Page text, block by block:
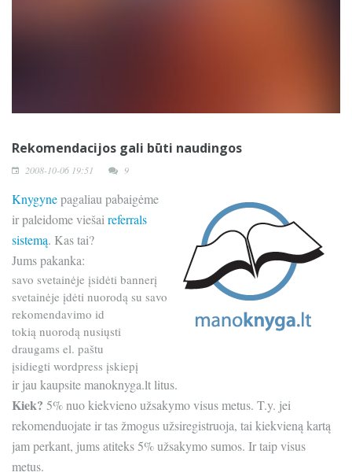
Rekomendacijos gali būti naudingos
2008-10-06 19:51 9
Knygynepagaliau pabaigėme
ir paleidome viešai referrals
sistemą. Kas tai?
Jums pakanka:
savo svetainėje įsidėti bannerį
svetainėje įdėti nuorodą su savo
rekomendavimo id
tokią nuorodą nusiųsti
draugams el. paštu
įsidiegti wordpress įskiepį
ir jau kaupsite manoknyga.lt litus.
Kiek? 5% nuo kiekvieno užsakymo visus metus. T.y. jei
rekomenduojate ir tas žmogus užsiregistruoja, tai kiekvieną kartą
jam perkant, jums atiteks 5% užsakymo sumos. Ir taip visus
metus.